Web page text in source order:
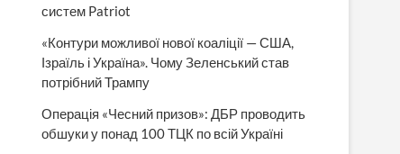
систем Patriot
«Контури можливої нової коаліції — США,
Ізраїль і Україна». Чому Зеленський став
потрібний Трампу
Операція «Чесний призов»: ДБР проводить
обшуки у понад 100 ТЦК по всій Україні